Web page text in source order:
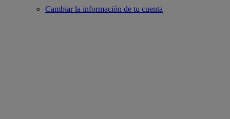
Cambiar la información de tu cuenta